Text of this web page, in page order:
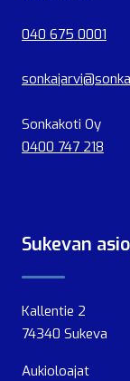
040 675 0001
Sonkakoti Oy
0400 747 218
Sukevan
Kallentie 2
74340 Sukeva
Aukioloajat